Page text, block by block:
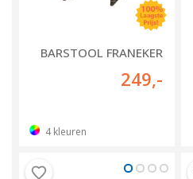
BARSTOOL FRANEKER
249,-
4 kleuren